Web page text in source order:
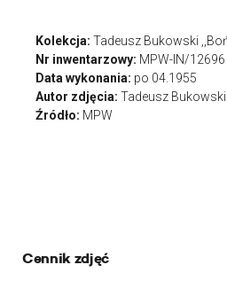
Kolekcja: Tadeusz Bukowski
Nr inwentarzowy: MPW-IN/12696
Data wykonania: po 04.1955
Autor zdjęcia: Tadeusz Bukowski
Źródło: MPW
Cennik zdjęć